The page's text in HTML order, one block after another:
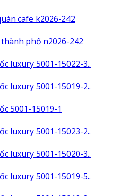
cafe k2026-242
phố n2026-242
luxury 5001-15022-3..
luxury 5001-15019-2..
5001-15019-1
luxury 5001-15023-2..
luxury 5001-15020-3..
luxury 5001-15019-5..